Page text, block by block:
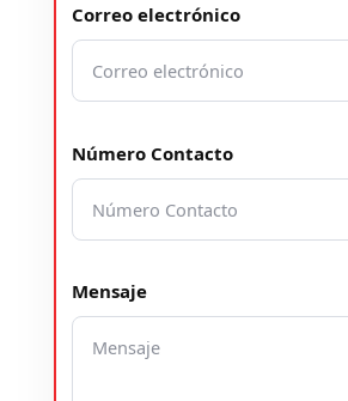
Correo electrónico
Número Contacto
Mensaje